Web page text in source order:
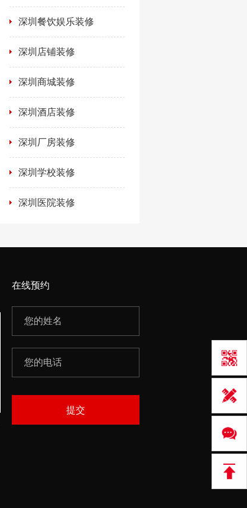
深圳餐饮娱乐装修
深圳店铺装修
深圳商城装修
深圳酒店装修
深圳厂房装修
深圳学校装修
深圳医院装修
在线预约
提交